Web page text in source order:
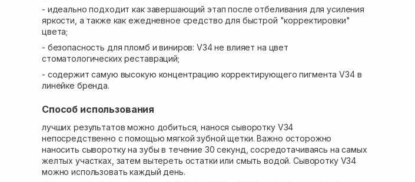
- идеально подходит как завершающий этап после отбеливания для усиления
яркости, а также как ежедневное средство для быстрой "корректировки"
цвета;
- безопасность для пломб и виниров: V34 не влияет на цвет
стоматологических реставраций;
- содержит самую высокую концентрацию корректирующего пигмента V34 в
линейке бренда.
Способ использования
лучших результатов можно добиться, нанося сыворотку V34
непосредственно с помощью мягкой зубной щетки. Важно осторожно
наносить сыворотку на зубы в течение 30 секунд, сосредотачиваясь на самых
желтых участках, затем вытереть остатки или смыть водой. Сыворотку V34
можно использовать каждый день.